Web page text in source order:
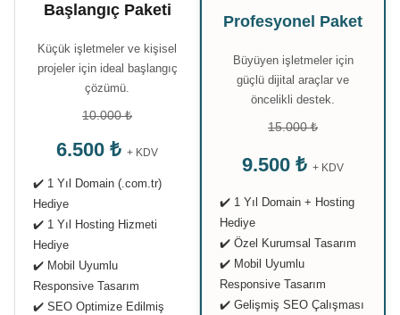
Başlangıç Paketi
Küçük işletmeler ve kişisel
projeler için ideal başlangıç
çözümü.
10.000 ₺
6.500 ₺ + KDV
✔️ 1 Yıl Domain (.com.tr)
Hediye
✔️ 1 Yıl Hosting Hizmeti
Hediye
✔️ Mobil Uyumlu
Responsive Tasarım
✔️ SEO Optimize Edilmiş
Profesyonel Paket
Büyüyen işletmeler için
güçlü dijital araçlar ve
öncelikli destek.
15.000 ₺
9.500 ₺ + KDV
✔️ 1 Yıl Domain + Hosting
Hediye
✔️ Özel Kurumsal Tasarım
✔️ Mobil Uyumlu
Responsive Tasarım
✔️ Gelişmiş SEO Çalışması